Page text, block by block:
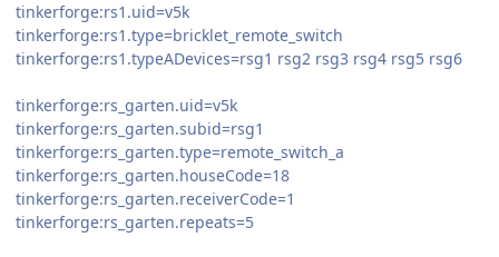
tinkerforge:rs1.uid=v5k
tinkerforge:rs1.type=bricklet_remote_switch
tinkerforge:rs1.typeADevices=rsg1 rsg2 rsg3 rsg4 rsg5 rsg6
tinkerforge:rs_garten.uid=v5k
tinkerforge:rs_garten.subid=rsg1
tinkerforge:rs_garten.type=remote_switch_a
tinkerforge:rs_garten.houseCode=18
tinkerforge:rs_garten.receiverCode=1
tinkerforge:rs_garten.repeats=5